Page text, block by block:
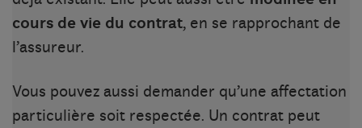
cours de vie du contrat, en se rapprochant de
l’assureur.
Vous pouvez aussi demander qu’une affectation
particulière soit respectée. Un contrat peut